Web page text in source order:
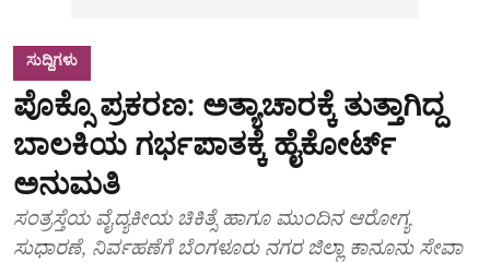
ಸುದ್ದಿಗಳು
ಪೊಕ್ಸೊ ಪ್ರಕರಣ: ಅತ್ಯಾಚಾರಕ್ಕೆ ತುತ್ತಾಗಿದ್ದ
ಬಾಲಕಿಯ ಗರ್ಭಪಾತಕ್ಕೆ ಹೈಕೋರ್ಟ್
ಅನುಮತಿ
ಸಂತ್ರಸ್ತೆಯ ವೈದ್ಯಕೀಯ ಚಿಕಿತ್ಸೆ ಹಾಗೂ ಮುಂದಿನ ಆರೋಗ್ಯ
ಸುಧಾರಣೆ, ನಿರ್ವಹಣೆಗೆ ಬೆಂಗಳೂರು ನಗರ ಜಿಲ್ಲಾ ಕಾನೂನು ಸೇವಾ